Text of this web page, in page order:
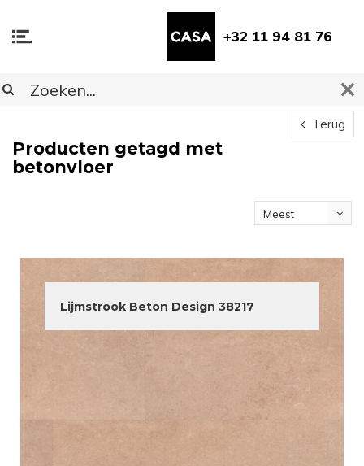
+32 11 94 81 76
Terug
Producten getagd met
betonvloer
Meest
Lijmstrook Beton Design 38217